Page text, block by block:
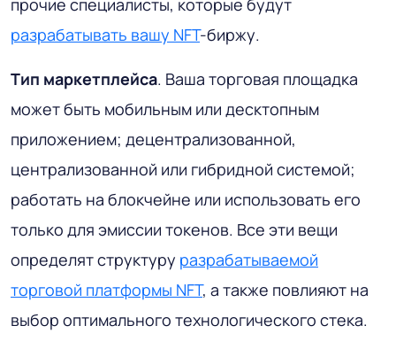
прочие специалисты, которые будут
разрабатывать вашу NFT-биржу.
Тип маркетплейса. Ваша торговая площадка
может быть мобильным или десктопным
приложением; децентрализованной,
централизованной или гибридной системой;
работать на блокчейне или использовать его
только для эмиссии токенов. Все эти вещи
определят структуру разрабатываемой
торговой платформы NFT, а также повлияют на
выбор оптимального технологического стека.